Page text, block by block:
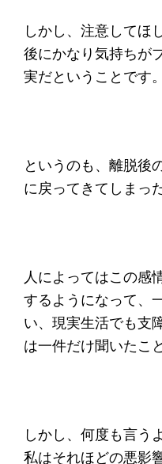
しかし、注意してほ
後にかなり気持ちが
実だということです。
というのも、離脱後
に戻ってきてしまっ
人によってはこの感
するようになって、
い、現実生活でも支
は一件だけ聞いたこ
しかし、何度も言う
私はそれほどの悪影